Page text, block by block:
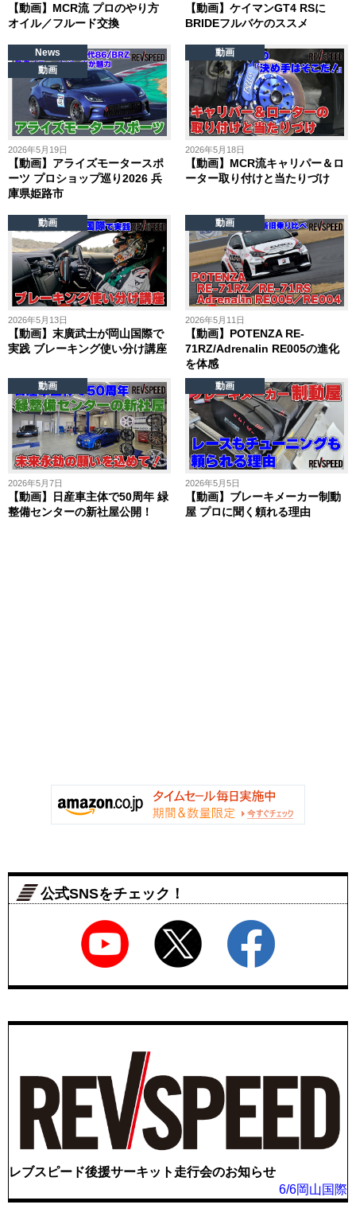
【動画】MCR流 プロのやり方
オイル／フルード交換
【動画】ケイマンGT4 RSに
BRIDEフルバケのススメ
2026年5月19日
【動画】アライズモータースポ
ーツ プロショップ巡り2026 兵
庫県姫路市
News
動画
2026年5月18日
【動画】MCR流キャリパー＆ロ
ーター取り付けと当たりづけ
動画
2026年5月13日
【動画】末廣武士が岡山国際で
実践 ブレーキング使い分け講座
動画
2026年5月11日
【動画】POTENZA RE-
71RZ/Adrenalin RE005の進化
を体感
動画
2026年5月7日
【動画】日産車主体で50周年 緑
整備センターの新社屋公開！
動画
2026年5月5日
【動画】ブレーキメーカー制動
屋 プロに聞く頼れる理由
動画
公式SNSをチェック！
レブスピード後援サーキット走行会のお知らせ
6/6岡山国際